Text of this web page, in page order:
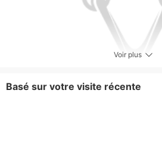
Voir plus
Basé sur votre visite récente